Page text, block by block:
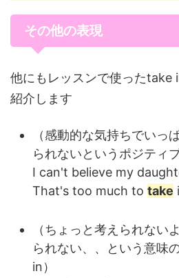
その他の表現
他にもレッスンで使ったtake
紹介します
（感動的な気持ちでいっ
られないというポジティ
I can't believe my
That's too much to take
（ちょっと考えられない
られない、、という意味
in）